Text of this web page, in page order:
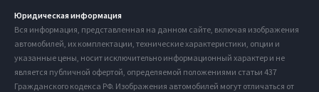
Юридическая информация
Вся информация, представленная на данном сайте, включая изображения
автомобилей, их комплектации, технические характеристики, опции и
указанные цены, носит исключительно информационный характер и не
является публичной офертой, определяемой положениями статьи 437
Гражданского кодекса РФ. Изображения автомобилей могут отличаться от